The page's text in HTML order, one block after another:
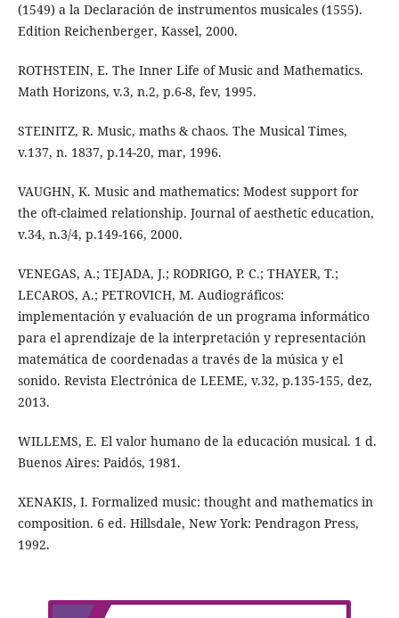
(1549) a la Declaración de instrumentos musicales (1555).
Edition Reichenberger, Kassel, 2000.
ROTHSTEIN, E. The Inner Life of Music and Mathematics.
Math Horizons, v.3, n.2, p.6-8, fev, 1995.
STEINITZ, R. Music, maths & chaos. The Musical Times,
v.137, n. 1837, p.14-20, mar, 1996.
VAUGHN, K. Music and mathematics: Modest support for
the oft-claimed relationship. Journal of aesthetic education,
v.34, n.3/4, p.149-166, 2000.
VENEGAS, A.; TEJADA, J.; RODRIGO, P. C.; THAYER, T.;
LECAROS, A.; PETROVICH, M. Audiográficos:
implementación y evaluación de un programa informático
para el aprendizaje de la interpretación y representación
matemática de coordenadas a través de la música y el
sonido. Revista Electrónica de LEEME, v.32, p.135-155, dez,
2013.
WILLEMS, E. El valor humano de la educación musical. 1 d.
Buenos Aires: Paidós, 1981.
XENAKIS, I. Formalized music: thought and mathematics in
composition. 6 ed. Hillsdale, New York: Pendragon Press,
1992.